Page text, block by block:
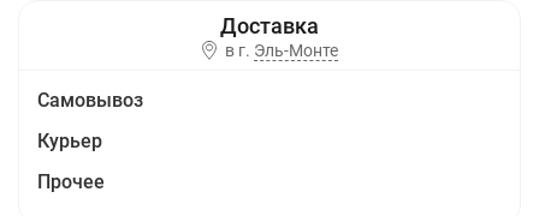
в г. Эль-Монте
Самовывоз
Курьер
Прочее